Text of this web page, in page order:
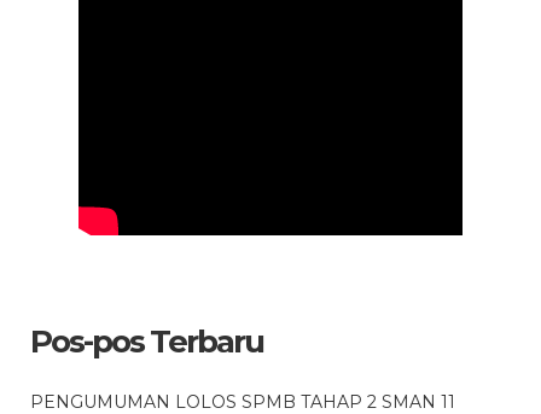
Pos-pos Terbaru
PENGUMUMAN LOLOS SPMB TAHAP 2 SMAN 11